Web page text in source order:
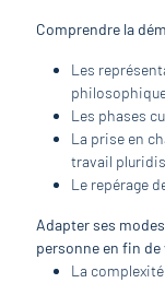
Comprendre la
Les
Les phases
La prise en
travail
Le repérage
Adapter ses
personne en fin de
La